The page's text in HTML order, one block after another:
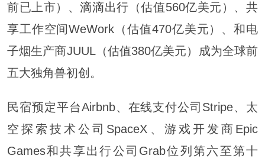
前已上市）、滴滴出行 （估值560亿美元）、共
享工作空间WeWork（估值470亿美元）、和电
子烟生产商JUUL（估值380亿美元）成为全球前
五大独角兽初创。
民宿预定平台Airbnb、在线支付公司Stripe、太
空探索技术公司SpaceX、游戏开发商Epic
Games和共享出行公司Grab位列第六至第十